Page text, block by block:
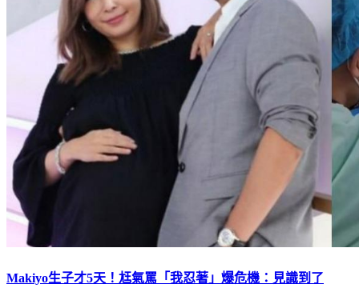
Makiyo生子才5天！尪氣罵「我忍著」爆危機：見識到了